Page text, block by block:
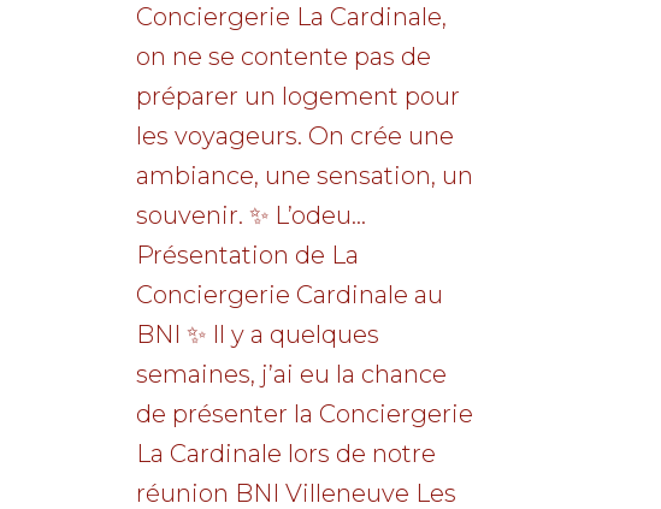
Conciergerie La Cardinale,
on ne se contente pas de
préparer un logement pour
les voyageurs. On crée une
ambiance, une sensation, un
souvenir. ✨ L’odeu...
Présentation de La
Conciergerie Cardinale au
BNI ✨ Il y a quelques
semaines, j’ai eu la chance
de présenter la Conciergerie
La Cardinale lors de notre
réunion BNI Villeneuve Les